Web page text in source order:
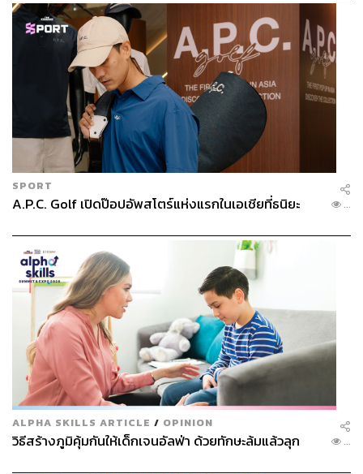
SPORT
A.P.C. Golf เปิดป๊อปอัพสโตร์แห่งแรกในเอเชียที่ธนิยะ ...
ALPHA SKILLS ARTICLE / OPINION
วิธีสร้างภูมิคุ้มกันให้เด็กเจนอัลฟ่า ด้วยทักษะล้มแล้วลุก ...